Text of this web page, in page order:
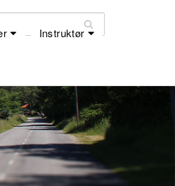
Instruktør